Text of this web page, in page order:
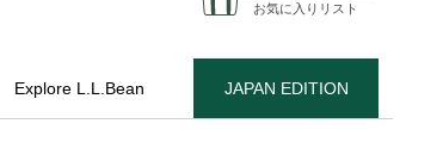
お気に入りリスト
Explore L.L.Bean JAPAN EDITION